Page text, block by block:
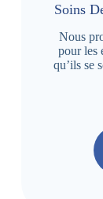
Soins
Nous
pour les
qu’ils se